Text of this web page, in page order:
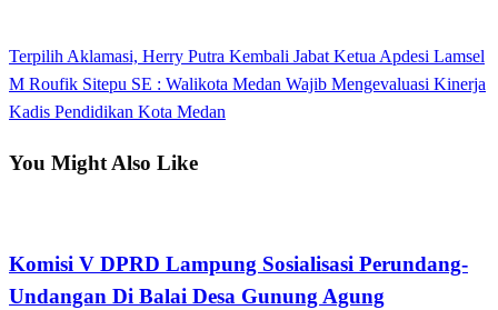
Navigasi
pos
Previous
Post
Terpilih Aklamasi, Herry Putra Kembali Jabat Ketua Apdesi Lamsel
Next
Post
M Roufik Sitepu SE : Walikota Medan Wajib Mengevaluasi Kinerja
Kadis Pendidikan Kota Medan
You Might Also Like
Komisi V DPRD Lampung Sosialisasi Perundang-
Undangan Di Balai Desa Gunung Agung